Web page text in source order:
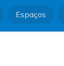
Espaços